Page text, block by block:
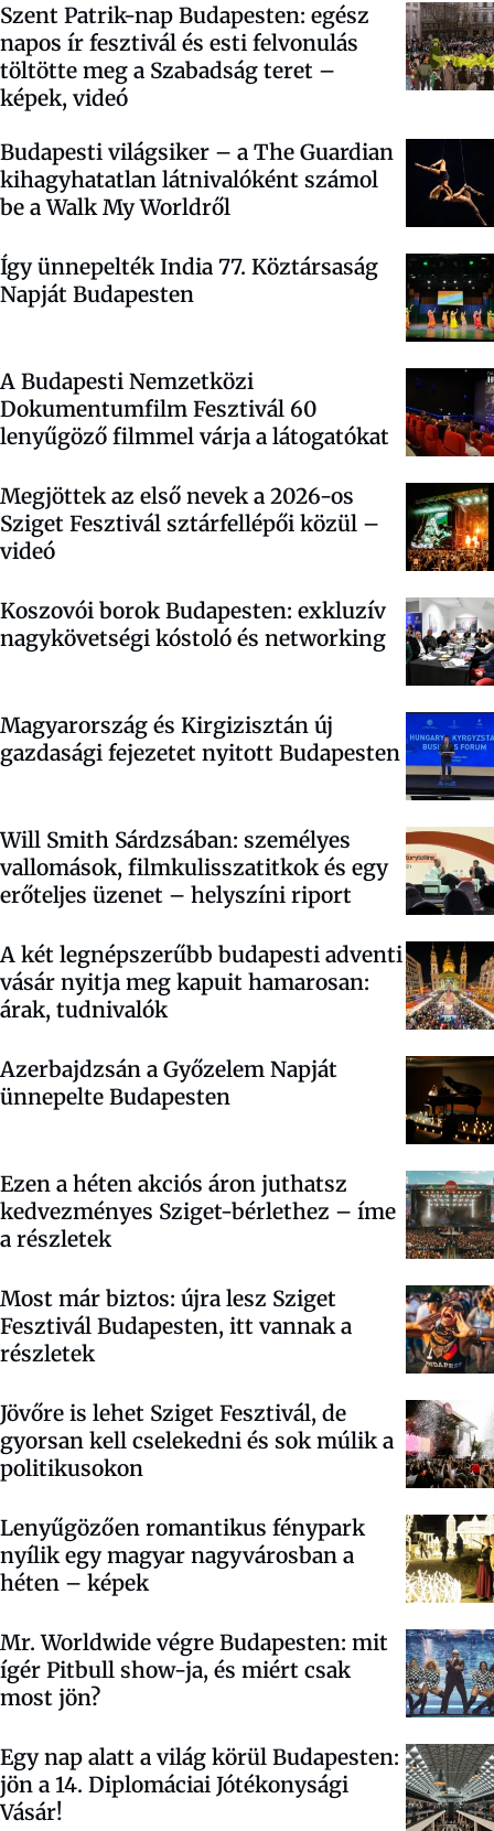
Szent Patrik-nap Budapesten: egész
napos ír fesztivál és esti felvonulás
töltötte meg a Szabadság teret –
képek, videó
Budapesti világsiker – a The Guardian
kihagyhatatlan látnivalóként számol
be a Walk My Worldről
Így ünnepelték India 77. Köztársaság
Napját Budapesten
A Budapesti Nemzetközi
Dokumentumfilm Fesztivál 60
lenyűgöző filmmel várja a látogatókat
Megjöttek az első nevek a 2026-os
Sziget Fesztivál sztárfellépői közül –
videó
Koszovói borok Budapesten: exkluzív
nagykövetségi kóstoló és networking
Magyarország és Kirgizisztán új
gazdasági fejezetet nyitott Budapesten
Will Smith Sárdzsában: személyes
vallomások, filmkulisszatitkok és egy
erőteljes üzenet – helyszíni riport
A két legnépszerűbb budapesti adventi
vásár nyitja meg kapuit hamarosan:
árak, tudnivalók
Azerbajdzsán a Győzelem Napját
ünnepelte Budapesten
Ezen a héten akciós áron juthatsz
kedvezményes Sziget-bérlethez – íme
a részletek
Most már biztos: újra lesz Sziget
Fesztivál Budapesten, itt vannak a
részletek
Jövőre is lehet Sziget Fesztivál, de
gyorsan kell cselekedni és sok múlik a
politikusokon
Lenyűgözően romantikus fénypark
nyílik egy magyar nagyvárosban a
héten – képek
Mr. Worldwide végre Budapesten: mit
ígér Pitbull show-ja, és miért csak
most jön?
Egy nap alatt a világ körül Budapesten:
jön a 14. Diplomáciai Jótékonysági
Vásár!